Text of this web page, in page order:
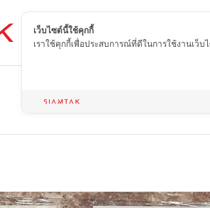
TH
เว็บไซต์นี้ใช้คุกกี้
เราใช้คุกกี้เพื่อประสบการณ์ที่ดีในการใช้งานเว็บ